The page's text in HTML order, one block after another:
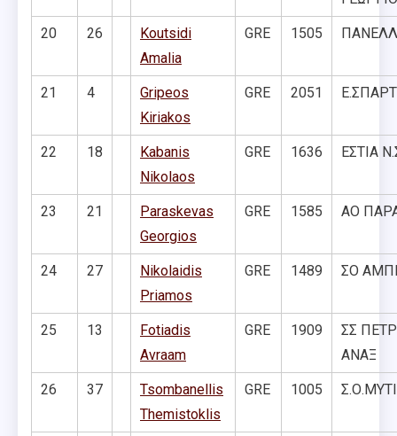
20 26
Koutsidi
Amalia
GRE 1505
21 4
Gripeos
Kiriakos
GRE 2051
22 18
Kabanis
Nikolaos
GRE 1636 ΕΣΤΙΑ
23 21
Paraskevas
Georgios
GRE 1585 ΑΟ
24 27
Nikolaidis
Priamos
GRE 1489 ΣΟ
25 13
Fotiadis
Avraam
GRE 1909
ΣΣ
ΑΝΑΞ
26 37
Tsombanellis
Themistoklis
GRE 1005